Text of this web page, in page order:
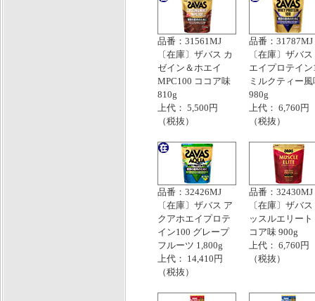
品番：31561MJ
〔在庫〕ザバス カ
ゼイン＆ホエイ
MPC100 ココア味
810g
上代： 5,500円
（税抜）
品番：31787MJ
〔在庫〕ザバ
エイプロテイン
ミルクティー風
980g
上代： 6,760円
（税抜）
品番：32426MJ
〔在庫〕ザバス ア
クアホエイプロテ
イン100 グレープ
フルーツ 1,800g
上代： 14,410円
（税抜）
品番：32430MJ
〔在庫〕ザバ
ッスルエリート
コア味 900g
上代： 6,760円
（税抜）